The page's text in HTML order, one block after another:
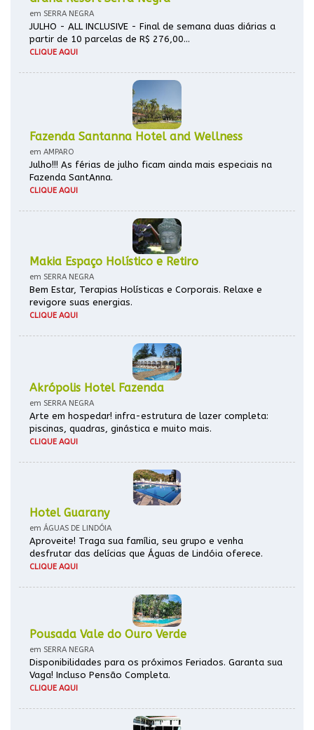
em SERRA NEGRA
JULHO - ALL INCLUSIVE - Final de semana duas diárias a
partir de 10 parcelas de R$ 276,00...
CLIQUE AQUI
Fazenda Santanna Hotel and Wellness
em AMPARO
Julho!!! As férias de julho ficam ainda mais especiais na
Fazenda SantAnna.
CLIQUE AQUI
Makia Espaço Holístico e Retiro
em SERRA NEGRA
Bem Estar, Terapias Holísticas e Corporais. Relaxe e
revigore suas energias.
CLIQUE AQUI
Akrópolis Hotel Fazenda
em SERRA NEGRA
Arte em hospedar! infra-estrutura de lazer completa:
piscinas, quadras, ginástica e muito mais.
CLIQUE AQUI
Hotel Guarany
em ÁGUAS DE LINDÓIA
Aproveite! Traga sua família, seu grupo e venha
desfrutar das delícias que Águas de Lindóia oferece.
CLIQUE AQUI
Pousada Vale do Ouro Verde
em SERRA NEGRA
Disponibilidades para os próximos Feriados. Garanta sua
Vaga! Incluso Pensão Completa.
CLIQUE AQUI